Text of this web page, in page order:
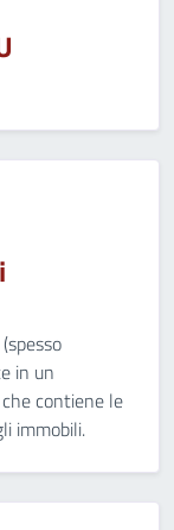
in un
contiene le
immobili.